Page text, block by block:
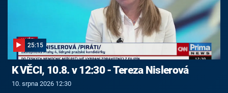
25:15
K VĚCI, 10.8. v 12:30 - Tereza Nislerová
10. srpna 2026 12:30